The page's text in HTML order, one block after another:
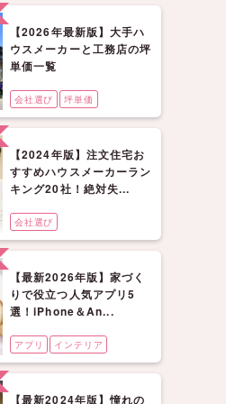
【2026年最新版】大手ハ
ウスメーカーと工務店の坪
単価一覧
会社選び 坪単価
【2024年版】注文住宅お
すすめハウスメーカーラン
キング20社！絶対失...
会社選び
【最新2026年版】家づく
りで役立つ人気アプリ5
選！iPhone＆An...
アプリ インテリア
【最新2024年版】憧れの